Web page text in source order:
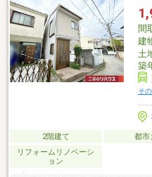
会を増やす設計になっておりま
機付きです。。脱衣所にはタオ
クローゼットがございます。
間
建
土
築
そ
2階建て 都市
リフォームリノベーシ
ョン